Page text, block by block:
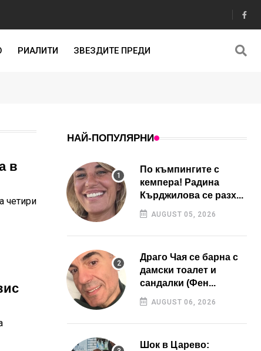
РИАЛИТИ ЗВЕЗДИТЕ ПРЕДИ
в
четири
НАЙ-ПОПУЛЯРНИ
По къмпингите с
кемпера! Радина
Кърджилова се разх...
AUGUST 05, 2026
Драго Чая се барна с
дамски тоалет и
сандалки (Фен...
AUGUST 06, 2026
Шок в Царево: